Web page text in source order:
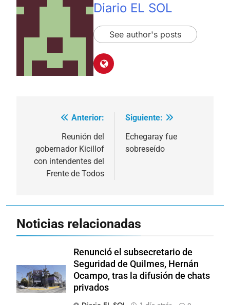
Diario EL SOL
See author's posts
Navegación
entradas
Anterior:
Reunión del
gobernador Kicillof
con intendentes del
Frente de Todos
Siguiente:
Echegaray fue
sobreseído
Noticias relacionadas
Renunció el subsecretario de
Seguridad de Quilmes, Hernán
Ocampo, tras la difusión de chats
privados